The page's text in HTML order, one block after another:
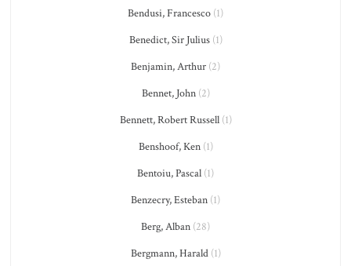
Bendusi, Francesco (1)
Benedict, Sir Julius(1)
Benjamin, Arthur (2)
Bennet, John(2)
Bennett, Robert Russell(1)
Benshoof, Ken(1)
Bentoiu, Pascal (1)
Benzecry, Esteban (1)
Berg, Alban (28)
Bergmann, Harald(1)